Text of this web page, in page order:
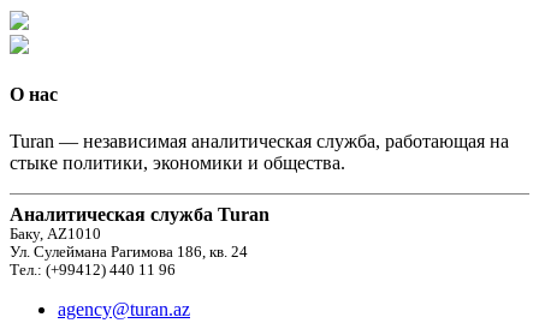
О нас
Turan — независимая аналитическая служба, работающая на
стыке политики, экономики и общества.
Аналитическая служба Turan
Баку, AZ1010
Ул. Сулеймана Рагимова 186, кв. 24
Тел.: (+99412) 440 11 96
agency@turan.az